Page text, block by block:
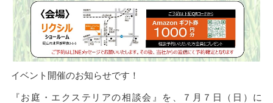
イベント開催のお知らせです！
『お庭・エクステリアの相談会』を、７月７日（日）に